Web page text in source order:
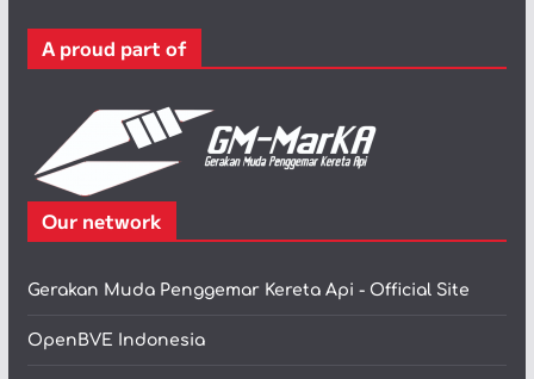
r
A proud part of
Our network
Gerakan Muda Penggemar Kereta Api - Official Site
OpenBVE Indonesia